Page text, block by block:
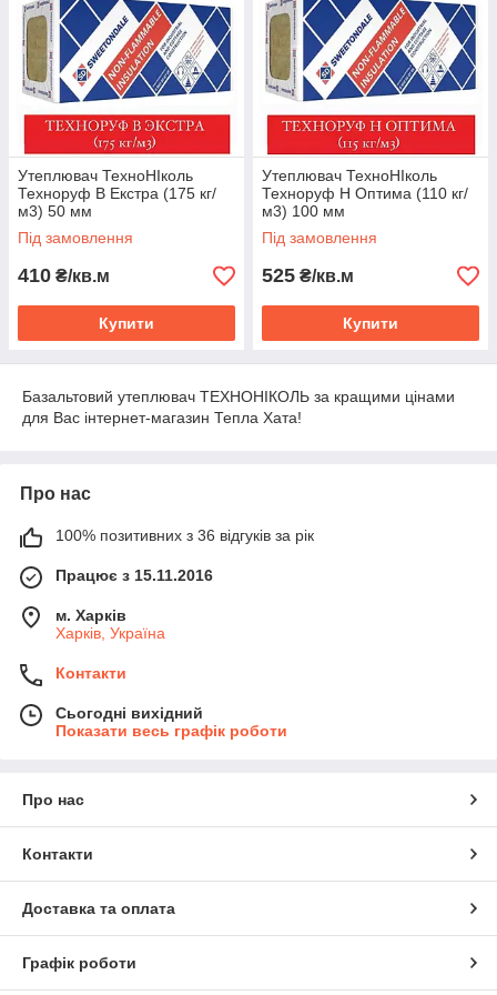
Утеплювач ТехноНІколь
Техноруф В Екстра (175 кг/
м3) 50 мм
Під замовлення
410 ₴/кв.м
Купити
Утеплювач ТехноНІколь
Техноруф Н Оптима (110 кг/
м3) 100 мм
Під замовлення
525 ₴/кв.м
Купити
Базальтовий утеплювач ТЕХНОНІКОЛЬ за кращими цінами
для Вас інтернет-магазин Тепла Хата!
Про нас
100% позитивних з 36 відгуків за рік
Працює з 15.11.2016
м. Харків
Харків, Україна
Контакти
Сьогодні вихідний
Показати весь графік роботи
Про нас
Контакти
Доставка та оплата
Графік роботи